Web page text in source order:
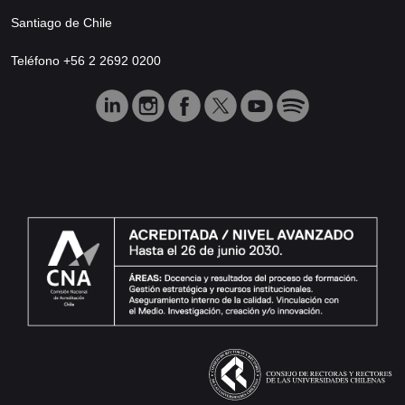
Santiago de Chile
Teléfono +56 2 2692 0200